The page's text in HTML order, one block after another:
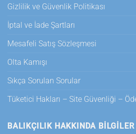
Gizlilik ve Güvenlik Politikası
İptal ve İade Şartları
Mesafeli Satış Sözleşmesi
Olta Kamışı
Sıkça Sorulan Sorular
Tüketici Hakları – Site Güvenliği –
BALIKÇILIK HAKKINDA BILGILER